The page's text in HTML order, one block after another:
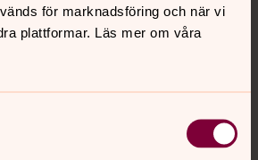
för marknadsföring och när vi
plattformar. Läs mer om våra